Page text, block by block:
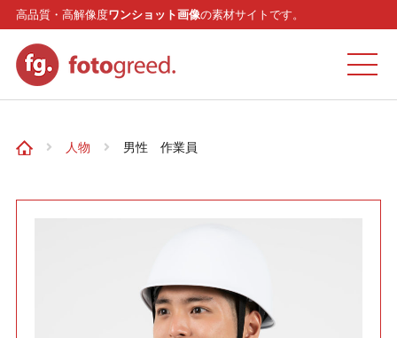
高品質・高解像度ワンショット画像の素材サイトです。
人物 男性 作業員